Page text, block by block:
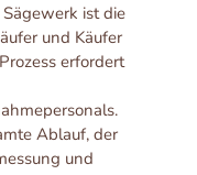
ist die
und Käufer
erfordert
Ablauf, der
und